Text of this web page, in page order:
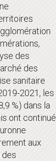
des
des
sanitaire
2021, les
%) dans la
ont continué
aux
des